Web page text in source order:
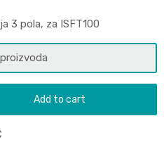
3 pola, za ISFT100
Add to cart